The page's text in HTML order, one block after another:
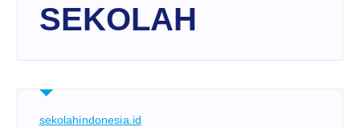
SEKOLAH
sekolahindonesia.id